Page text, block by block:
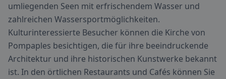
umliegenden Seen mit erfrischendem Wasser und
zahlreichen Wassersportmöglichkeiten.
Kulturinteressierte Besucher können die Kirche von
Pompaples besichtigen, die für ihre beeindruckende
Architektur und ihre historischen Kunstwerke bekannt
ist. In den örtlichen Restaurants und Cafés können Sie